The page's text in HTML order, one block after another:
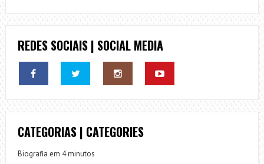
REDES SOCIAIS | SOCIAL MEDIA
CATEGORIAS | CATEGORIES
Biografia em 4 minutos